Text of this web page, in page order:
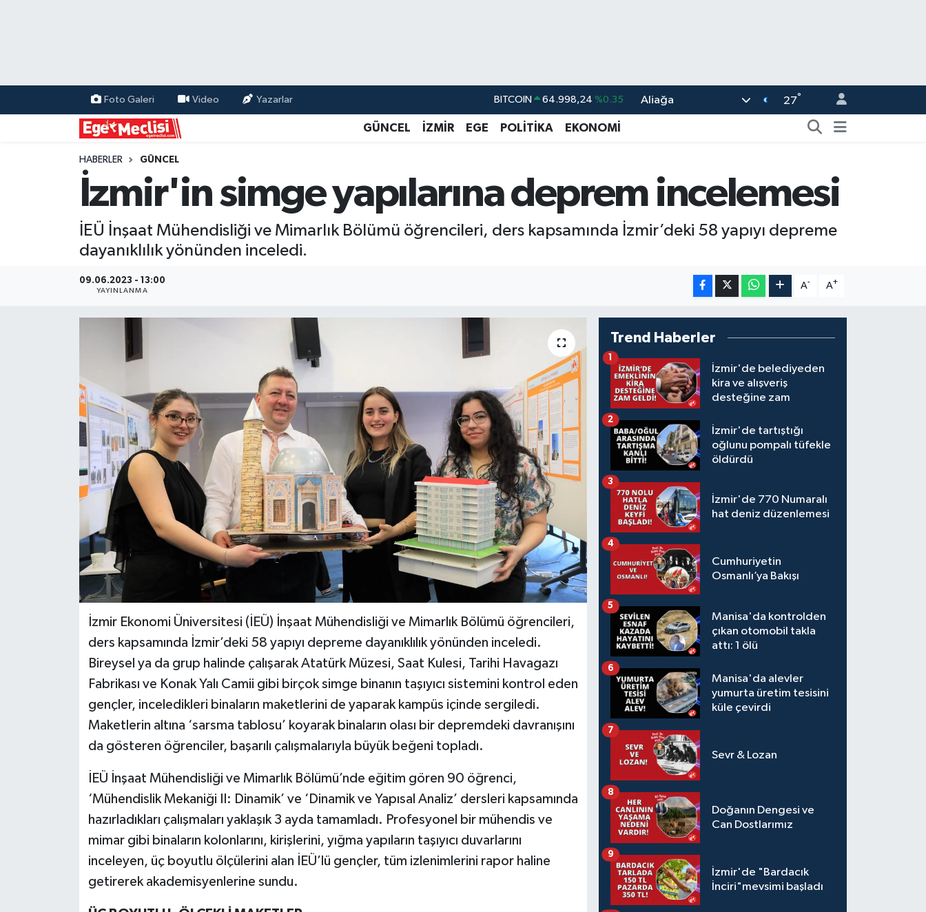
Foto Galeri Video Yazarlar
DOLAR 47,7436 %0.18
EURO 55,2510 %0.32
GRAM ALTIN
BİST100 13.779 %-14
Aliağa 27°
GÜNCEL İZMİR EGE POLİTİKA EKONOMİ
HABERLER GÜNCEL
İzmir'in simge yapılarına deprem incelemesi
İEÜ İnşaat Mühendisliği ve Mimarlık Bölümü öğrencileri, ders kapsamında İzmir’deki 58 yapıyı depreme
dayanıklılık yönünden inceledi.
09.06.2023 - 13:00
YAYINLANMA
A- A+
İzmir Ekonomi Üniversitesi (İEÜ) İnşaat Mühendisliği ve Mimarlık Bölümü öğrencileri,
ders kapsamında İzmir’deki 58 yapıyı depreme dayanıklılık yönünden inceledi.
Bireysel ya da grup halinde çalışarak Atatürk Müzesi, Saat Kulesi, Tarihi Havagazı
Fabrikası ve Konak Yalı Camii gibi birçok simge binanın taşıyıcı sistemini kontrol eden
gençler, inceledikleri binaların maketlerini de yaparak kampüs içinde sergiledi.
Maketlerin altına ‘sarsma tablosu’ koyarak binaların olası bir depremdeki davranışını
da gösteren öğrenciler, başarılı çalışmalarıyla büyük beğeni topladı.
İEÜ İnşaat Mühendisliği ve Mimarlık Bölümü’nde eğitim gören 90 öğrenci,
‘Mühendislik Mekaniği II: Dinamik’ ve ‘Dinamik ve Yapısal Analiz’ dersleri kapsamında
hazırladıkları çalışmaları yaklaşık 3 ayda tamamladı. Profesyonel bir mühendis ve
mimar gibi binaların kolonlarını, kirişlerini, yığma yapıların taşıyıcı duvarlarını
inceleyen, üç boyutlu ölçülerini alan İEÜ’lü gençler, tüm izlenimlerini rapor haline
getirerek akademisyenlerine sundu.
Trend Haberler
İzmir'de belediyeden
kira ve alışveriş
desteğine zam
1
İzmir'de tartıştığı
oğlunu pompalı tüfekle
öldürdü
2
İzmir'de 770 Numaralı
hat deniz düzenlemesi
3
Cumhuriyetin
Osmanlı’ya Bakışı
4
Manisa'da kontrolden
çıkan otomobil takla
attı: 1 ölü
5
Manisa'da alevler
yumurta üretim tesisini
küle çevirdi
6
Sevr & Lozan
7
Doğanın Dengesi ve
Can Dostlarımız
8
İzmir'de "Bardacık
İnciri"mevsimi başladı
9
EKONOMİ
GÜNCEL
ÖZEL HABER
POLİTİKA
Programlar